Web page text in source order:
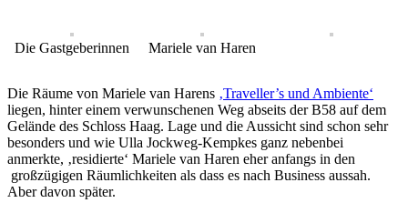
Die Gastgeberinnen Mariele van Haren
Die Räume von Mariele van Harens ‚Traveller’s und Ambiente‘
liegen, hinter einem verwunschenen Weg abseits der B58 auf dem
Gelände des Schloss Haag. Lage und die Aussicht sind schon sehr
besonders und wie Ulla Jockweg-Kempkes ganz nebenbei
anmerkte, ‚residierte‘ Mariele van Haren eher anfangs in den
großzügigen Räumlichkeiten als dass es nach Business aussah.
Aber davon später.